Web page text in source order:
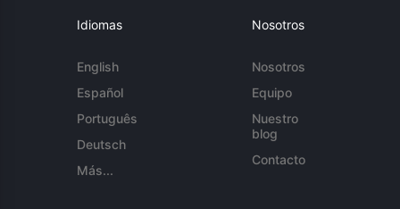
Idiomas
English
Español
Português
Deutsch
Más...
Nosotros
Nosotros
Equipo
Nuestro
blog
Contacto